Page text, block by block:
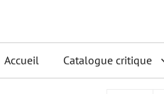
Accueil Catalogue critique